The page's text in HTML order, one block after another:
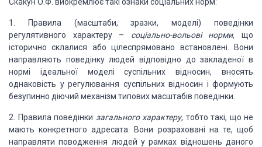
1. Правила (масштаби, зразки, моделі) поведінки
регулятивного характеру – соціально-вольовінорми, що
історично склалися або цілеспрямовано встановлені. Вони
направляють поведінку людей відповідно до закладеної в
нормі ідеальної моделі суспільних відносин, вносять
однаковість у регулювання суспільних відносин і формують
безупинно діючий механізм типових масштабів поведінки.
2. Правила поведінки загального характеру, тобто такі, що не
мають конкретного адресата. Вони розраховані на те, щоб
направляти поводження людей у рамках відношень даного